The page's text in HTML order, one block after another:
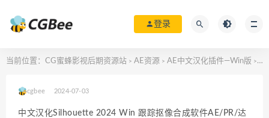
登录
当前位置： CG蜜蜂影视后期资源站 > AE资源 > AE中文汉化插件—Win版 > 中
cgbee 2024-07-03
中文汉化Silhouette 2024 Win 跟踪抠像合成软件AE/PR/达